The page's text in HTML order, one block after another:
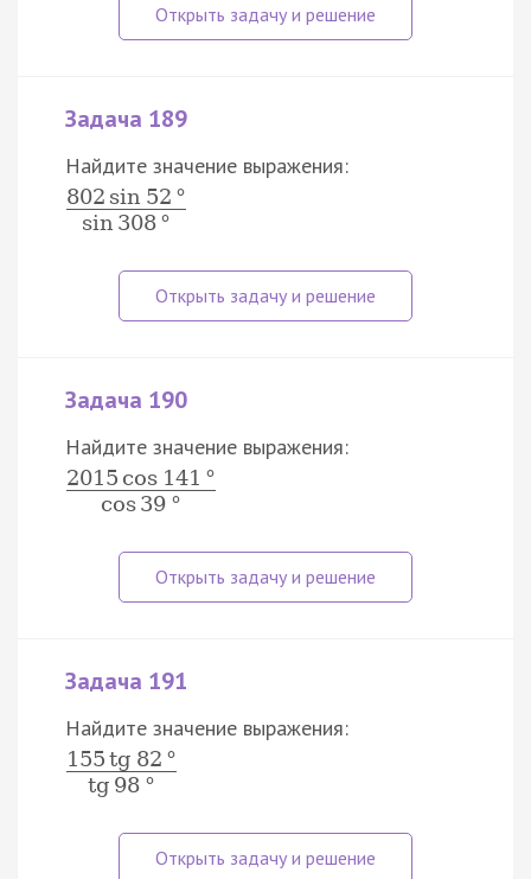
Задача 189
Найдите значение выражения:
802 sin 52 °
sin 308°
Задача 190
Найдите значение выражения:
2015 cos 141 °
cos39 °
Задача 191
Найдите значение выражения:
155 tg 82 °
tg 98 °